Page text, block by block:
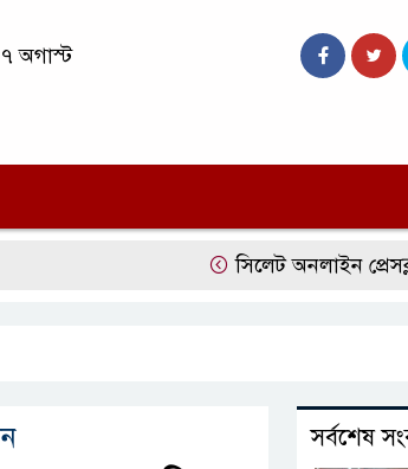
অগাস্ট
সিলেট অনলাইন প্রেসক্লাবে
সর্বশেষ